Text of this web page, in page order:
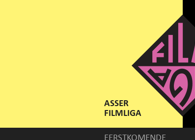
ASSER
FILMLIGA
EERSTKOMENDE